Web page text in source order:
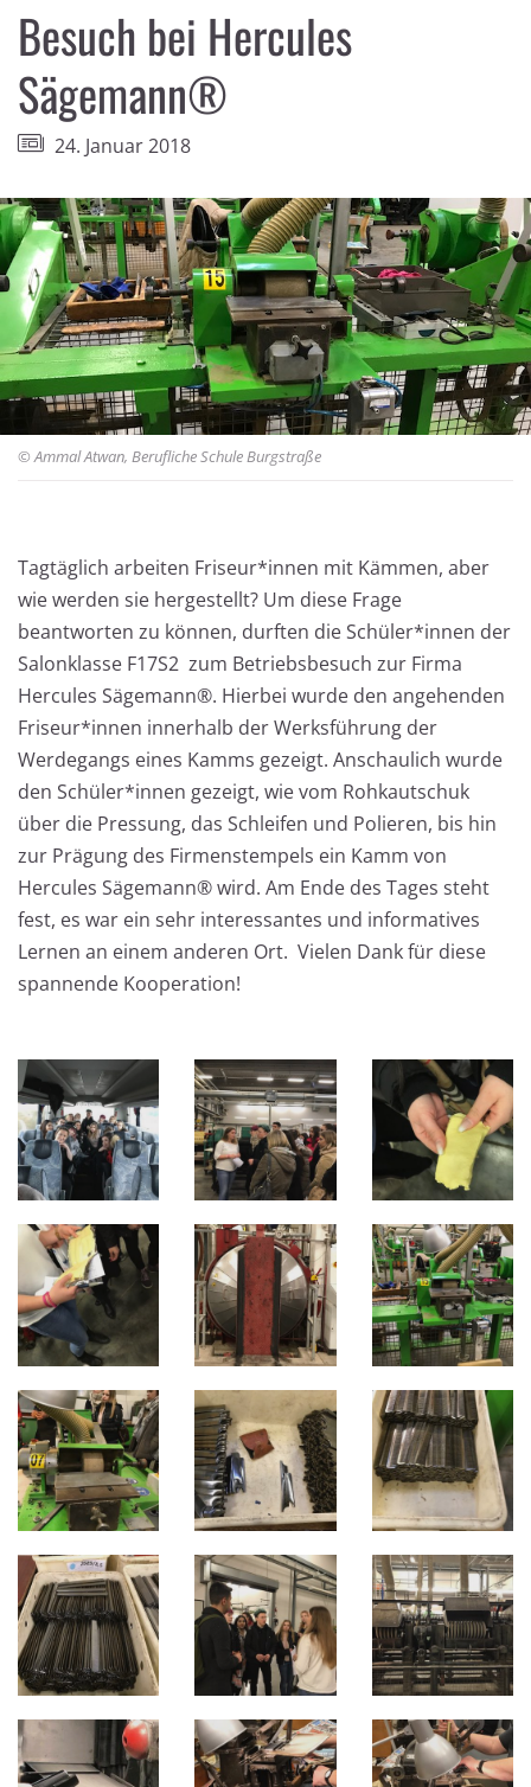
Besuch bei Hercules
Sägemann®
24. Januar 2018
© Ammal Atwan, Berufliche Schule Burgstraße
Besuch bei Hercules Sägemann®
Tagtäglich arbeiten Friseur*innen mit Kämmen, aber
wie werden sie hergestellt? Um diese Frage
beantworten zu können, durften die Schüler*innen der
Salonklasse F17S2 zum Betriebsbesuch zur Firma
Hercules Sägemann®. Hierbei wurde den angehenden
Friseur*innen innerhalb der Werksführung der
Werdegangs eines Kamms gezeigt. Anschaulich wurde
den Schüler*innen gezeigt, wie vom Rohkautschuk
über die Pressung, das Schleifen und Polieren, bis hin
zur Prägung des Firmenstempels ein Kamm von
Hercules Sägemann® wird. Am Ende des Tages steht
fest, es war ein sehr interessantes und informatives
Lernen an einem anderen Ort. Vielen Dank für diese
spannende Kooperation!